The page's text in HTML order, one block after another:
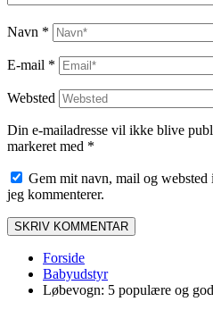
Navn *
E-mail *
Websted
Din e-mailadresse vil ikke blive
markeret med *
Gem mit navn, mail og
jeg kommenterer.
Forside
Babyudstyr
Løbevogn: 5 populære og